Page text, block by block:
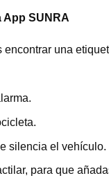
App SUNRA
encontrar una
silencia el vehículo.
para que